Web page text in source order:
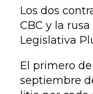
Los dos
CBC y la
Legislativa
El primero
septiembre